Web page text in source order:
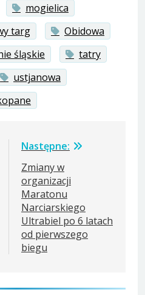
mogielica
targ
Obidowa
śląskie
tatry
ustjanowa
Następne:
Zmiany w
organizacji
Maratonu
Narciarskiego
Ultrabiel po 6 latach
od pierwszego
biegu